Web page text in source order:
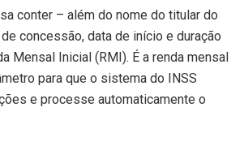
conter – além do nome do titular do
concessão, data de início e duração
Mensal Inicial (RMI). É a renda mensal
para que o sistema do INSS
e processe automaticamente o